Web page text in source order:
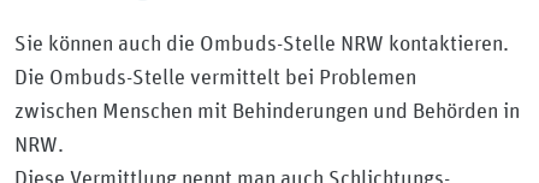
Sie können auch die Ombuds-Stelle NRW kontaktieren.
Die Ombuds-Stelle vermittelt bei Problemen
zwischen Menschen mit Behinderungen und Behörden in
NRW.